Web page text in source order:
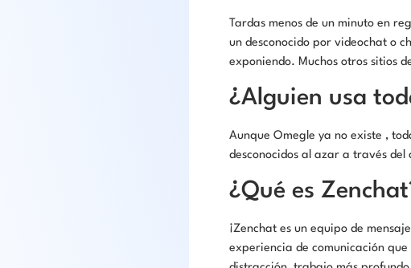
Tardas menos de un minuto en
un desconocido por videochat o
exponiendo. Muchos otros sitios
¿Alguien usa
Aunque Omegle ya no existe ,
desconocidos al azar a través del
¿Qué es
¡Zenchat es un equipo de
experiencia de comunicación